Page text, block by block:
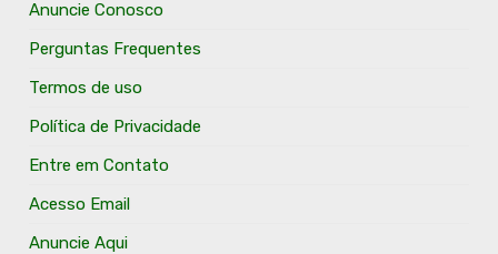
Anuncie Conosco
Perguntas Frequentes
Termos de uso
Política de Privacidade
Entre em Contato
Acesso Email
Anuncie Aqui